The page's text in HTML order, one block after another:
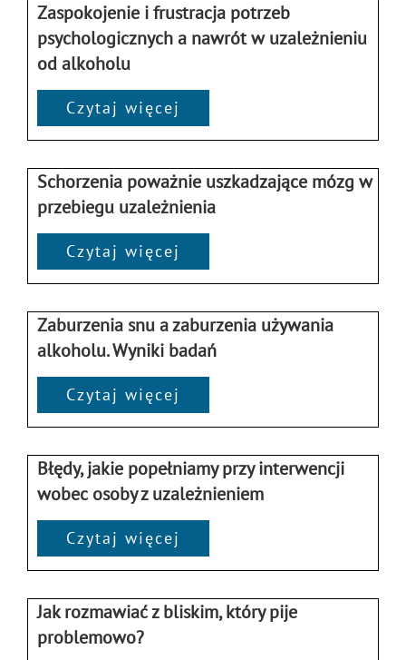
Zaspokojenie i frustracja potrzeb
psychologicznych a nawrót w uzależnieniu
od alkoholu
Czytaj więcej
Schorzenia poważnie uszkadzające mózg w
przebiegu uzależnienia
Czytaj więcej
Zaburzenia snu a zaburzenia używania
alkoholu. Wyniki badań
Czytaj więcej
Błędy, jakie popełniamy przy interwencji
wobec osoby z uzależnieniem
Czytaj więcej
Jak rozmawiać z bliskim, który pije
problemowo?